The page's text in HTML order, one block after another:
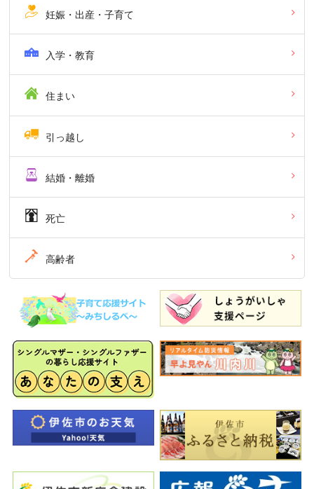
妊娠・出産・子育て
入学・教育
住まい
引っ越し
結婚・離婚
死亡
高齢者